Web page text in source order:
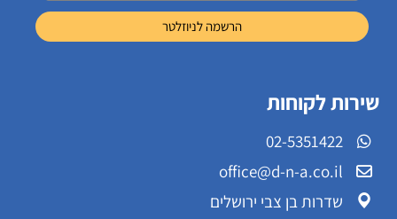
שירות לקוחות
02-5351422
office@d-n-a.co.il
שדרות בן צבי ירושלים